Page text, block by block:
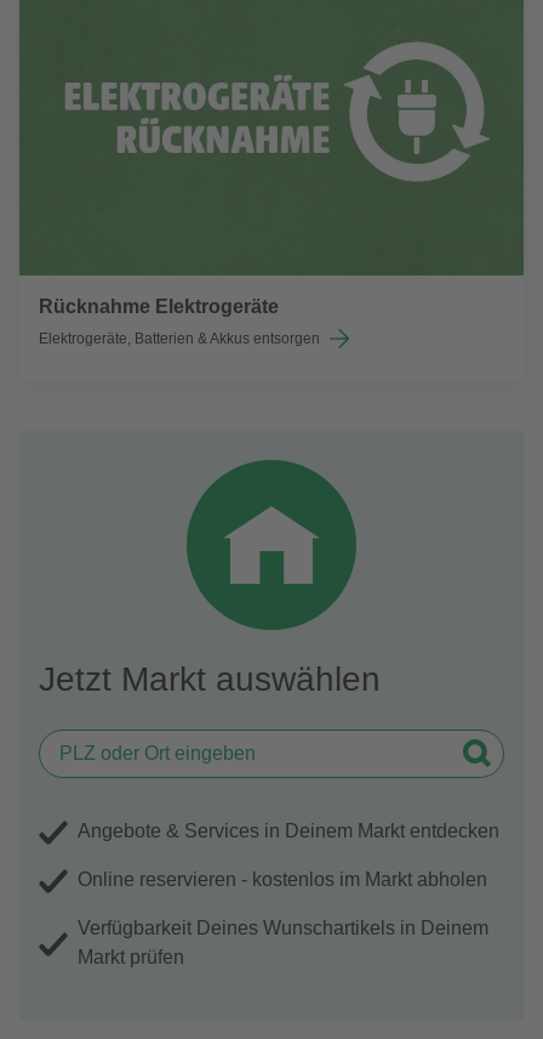
Rücknahme Elektrogeräte
Elektrogeräte, Batterien & Akkus entsorgen
Jetzt Markt auswählen
Angebote & Services in Deinem Markt entdecken
Online reservieren - kostenlos im Markt abholen
Verfügbarkeit Deines Wunschartikels in Deinem
Markt prüfen